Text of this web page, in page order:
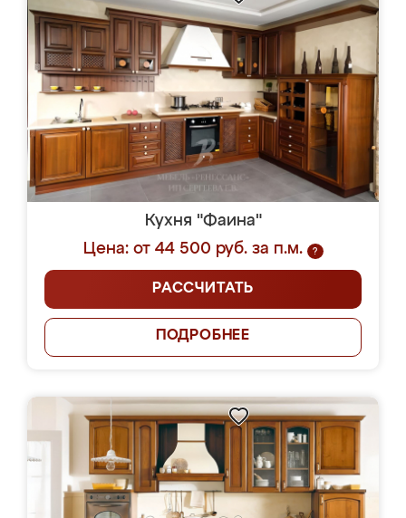
Кухня "Фаина"
Цена: от 44 500 руб. за п.м.
?
РАССЧИТАТЬ
ПОДРОБНЕЕ